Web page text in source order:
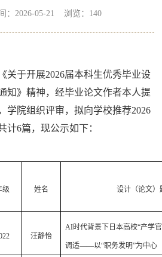
2026-05-21 浏览： 140
关于开展2026届本科生优秀毕业设
知》精神，经毕业论文作者本人提
学院组织评审，拟向学校推荐2026
计6篇，现公示如下：
级 姓名 设计（论文）
汪静怡
AI时代背景下日本高校“产学
调适——以“职务发明”为中心